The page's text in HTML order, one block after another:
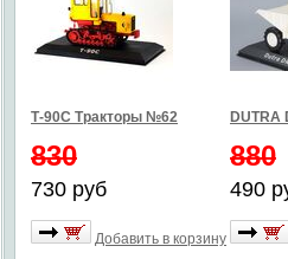
Т-90С Тракторы №62
830
730 руб
Добавить в корзину
DUTRA
880
490